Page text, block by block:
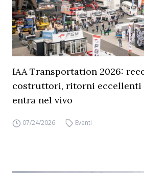
IAA Transportation 2026:
costruttori, ritorni eccellenti
entra nel vivo
07/24/2026 Eventi